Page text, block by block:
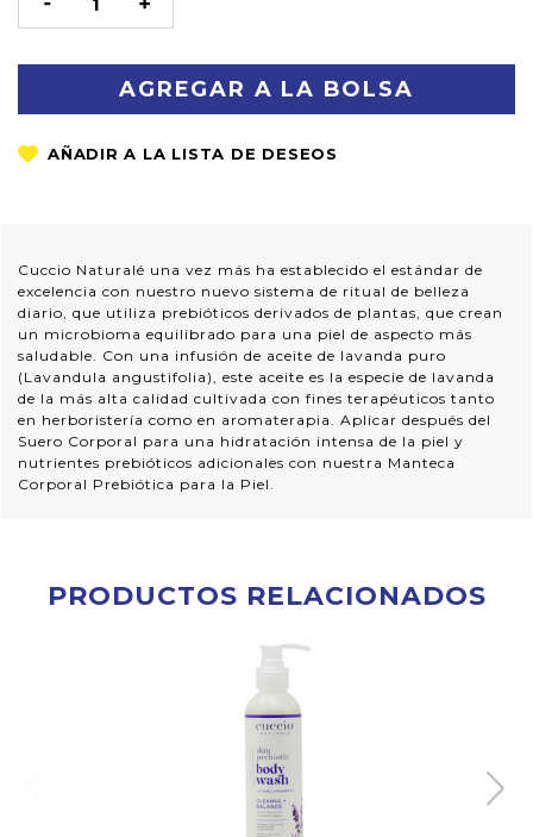
DISMINUIR
LA
AUMENTAR
LA
Cuccio Naturalé una vez más ha establecido el estándar de
excelencia con nuestro nuevo sistema de ritual de belleza
diario, que utiliza prebióticos derivados de plantas, que crean
un microbioma equilibrado para una piel de aspecto más
saludable. Con una infusión de aceite de lavanda puro
(Lavandula angustifolia), este aceite es la especie de lavanda
de la más alta calidad cultivada con fines terapéuticos tanto
en herboristería como en aromaterapia. Aplicar después del
Suero Corporal para una hidratación intensa de la piel y
nutrientes prebióticos adicionales con nuestra Manteca
Corporal Prebiótica para la Piel.
PRODUCTOS RELACIONADOS